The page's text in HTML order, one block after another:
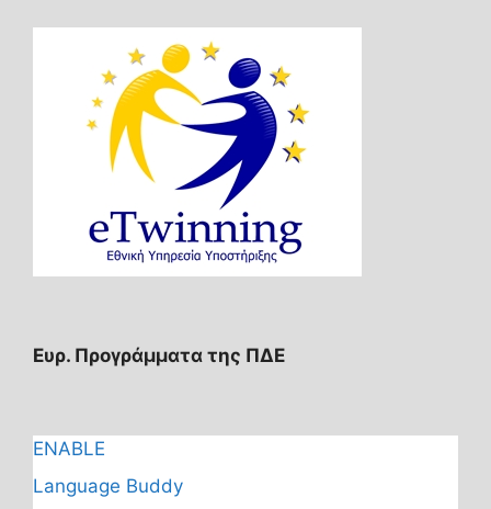
Ευρ. Προγράμματα της ΠΔΕ
ENABLE
Language Buddy